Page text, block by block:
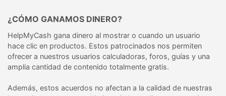
¿CÓMO GANAMOS DINERO?
HelpMyCash gana dinero al mostrar o cuando un usuario
hace clic en productos. Estos patrocinados nos permiten
ofrecer a nuestros usuarios calculadoras, foros, guías y una
amplia cantidad de contenido totalmente gratis.
Además, estos acuerdos no afectan a la calidad de nuestras